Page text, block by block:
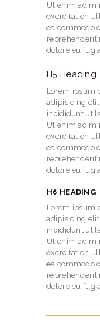
Ut enim ad
exercitation
ea commodo
reprehenderit
dolore eu
H5 Heading
Lorem ipsum
adipisicing
incididunt ut
Ut enim ad
exercitation
ea commodo
reprehenderit
dolore eu
H6 HEADING
Lorem ipsum
adipisicing
incididunt ut
Ut enim ad
exercitation
ea commodo
reprehenderit
dolore eu